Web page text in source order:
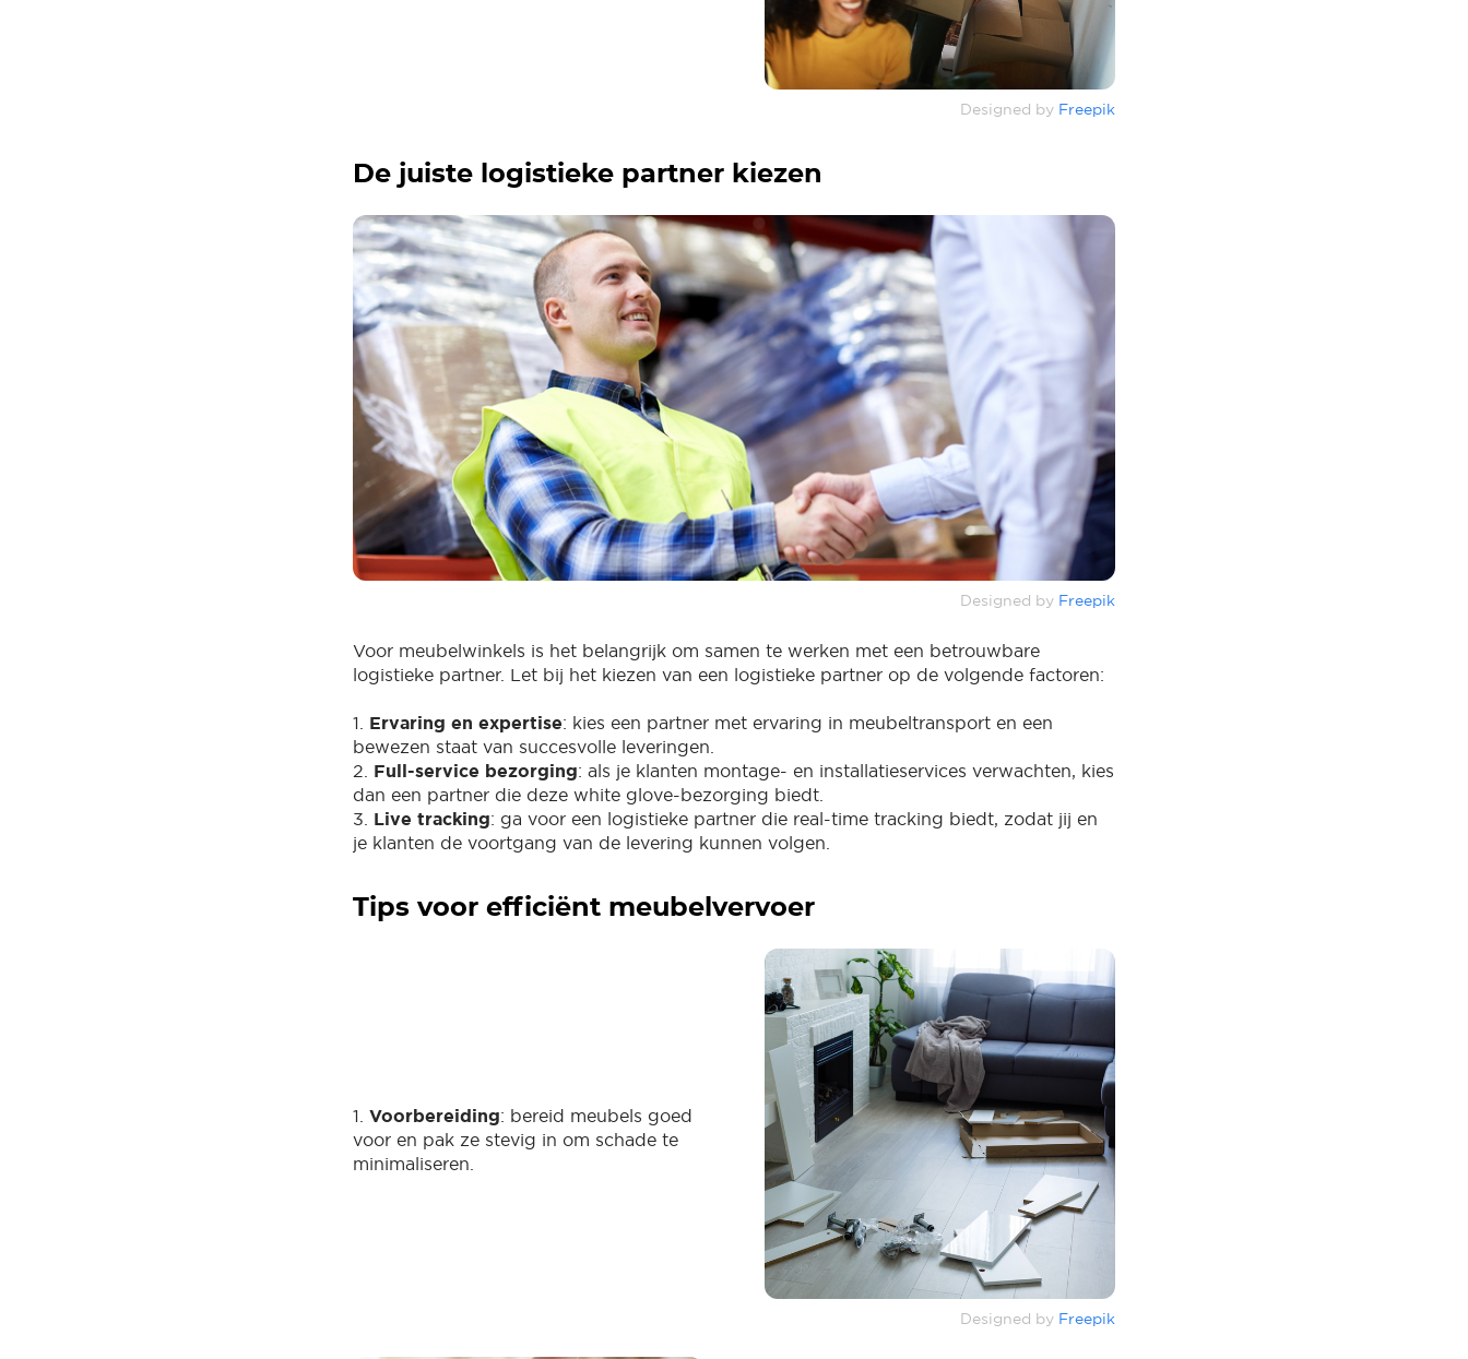
Designed by Freepik
De juiste logistieke partner kiezen
Designed by Freepik
Voor meubelwinkels is het belangrijk om samen te werken met een betrouwbare
logistieke partner. Let bij het kiezen van een logistieke partner op de volgende factoren:
1. Ervaring en expertise: kies een partner met ervaring in meubeltransport en een
bewezen staat van succesvolle leveringen.
2. Full-service bezorging: als je klanten montage- en installatieservices verwachten, kies
dan een partner die deze white glove-bezorging biedt.
3. Live tracking: ga voor een logistieke partner die real-time tracking biedt, zodat jij en
je klanten de voortgang van de levering kunnen volgen.
Tips voor efficiënt meubelvervoer
1. Voorbereiding: bereid meubels goed
voor en pak ze stevig in om schade te
minimaliseren.
Designed by Freepik